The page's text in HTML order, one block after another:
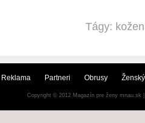
Tágy:
Reklama Partneri Obrusy
Copyright © 2012 Magazín pre ženy mnau.sk